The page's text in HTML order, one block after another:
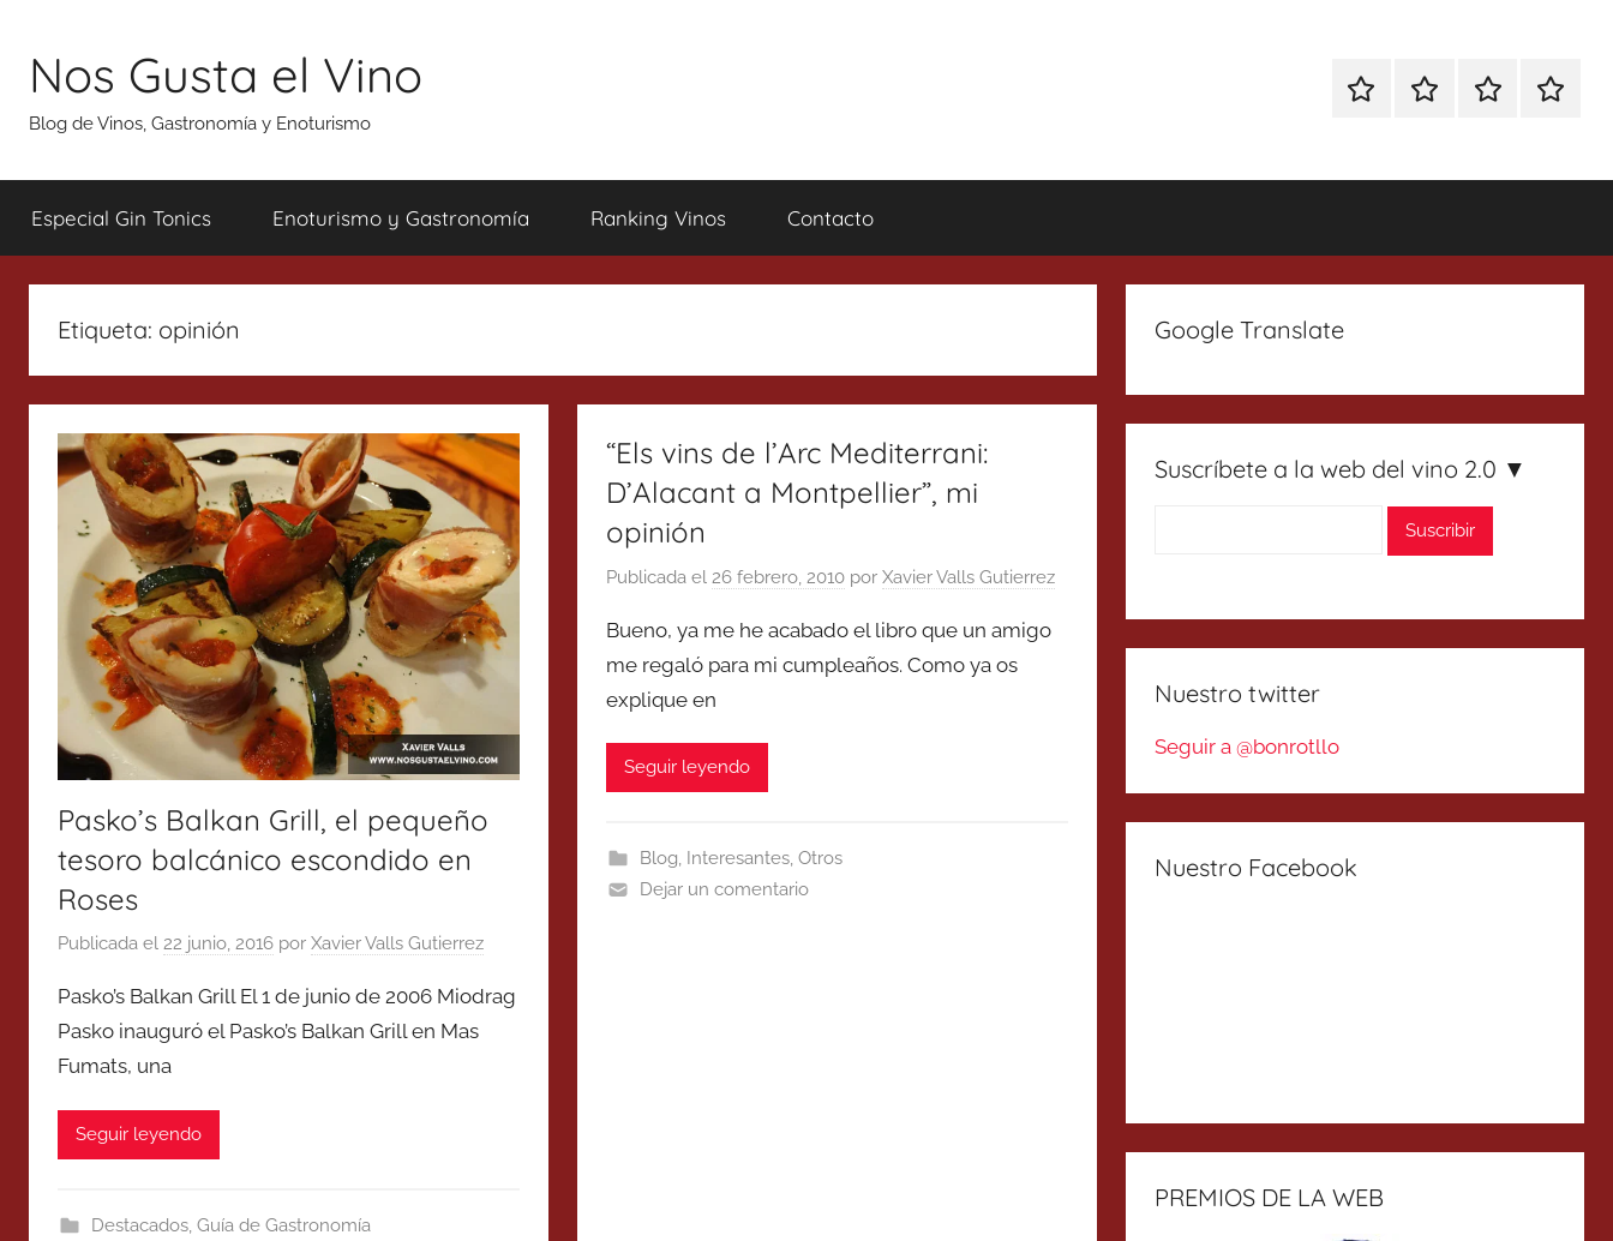
contenido
Nos Gusta el Vino
Blog de Vinos, Gastronomía y Enoturismo
EspecialEnoturismoRanking
Especial Gin Tonics Enoturismo y Gastronomía Ranking Vinos Contacto
Etiqueta: opinión
Pasko’s Balkan Grill, el pequeño
tesoro balcánico escondido en
Roses
Publicada el 22 junio, 2016 por Xavier Valls Gutierrez
Pasko’s Balkan Grill El 1 de junio de 2006 Miodrag
Pasko inauguró el Pasko’s Balkan Grill en Mas
Fumats, una
Seguir leyendo
Destacados, Guía de Gastronomía
“Els vins de l’Arc Mediterrani:
D’Alacant a Montpellier”, mi
opinión
Publicada el 26 febrero, 2010 porXavier Valls Gutierrez
Bueno, ya me he acabado el libro que un amigo
me regaló para mi cumpleaños. Como ya os
explique en
Seguir leyendo
Blog, Interesantes, Otros
Dejar un comentario
Google Translate
Suscríbete a la web del vino 2.0 ▼
Nuestro twitter
Seguir a @bonrotllo
Nuestro Facebook
PREMIOS DE LA WEB